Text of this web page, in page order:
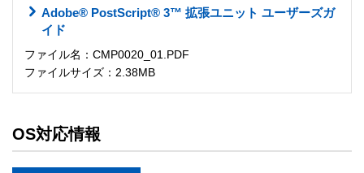
Adobe® PostScript® 3™ 拡張ユニット ユーザーズガ
イド
ファイル名：CMP0020_01.PDF
ファイルサイズ：2.38MB
OS対応情報